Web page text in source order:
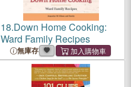
18.Down Home Cooking:
Ward Family Recipes
無庫存